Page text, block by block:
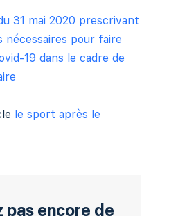
31 mai 2020 prescrivant
nécessaires pour faire
19 dans le cadre de
le sport après le
pas encore de